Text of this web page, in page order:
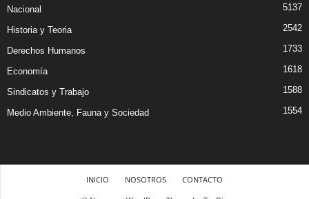
Nacional 5137
Historia y Teoria 2542
Derechos Humanos 1733
Economía 1618
Sindicatos y Trabajo 1588
Medio Ambiente, Fauna y Sociedad 1554
INICIO NOSOTROS
CONTACTO